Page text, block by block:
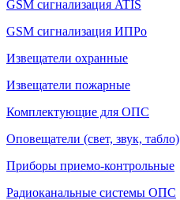
GSM сигнализация ATIS
GSM сигнализация ИПРо
Извещатели охранные
Извещатели пожарные
Комплектующие для ОПС
Оповещатели (свет, звук, табло)
Приборы приемо-контрольные
Радиоканальные системы ОПС